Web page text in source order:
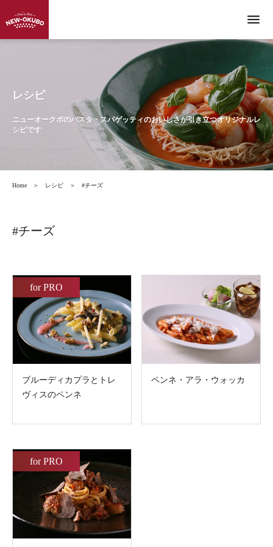
menu
レシピ
ニューオークボのパスタ・スパゲッティのおいしさが引き立つオリジナルレ
シピです
Home ＞ レシピ ＞ #チーズ
#チーズ
for PRO
ブルーディカプラとトレ
ヴィスのペンネ
ペンネ・アラ・ウォッカ
for PRO